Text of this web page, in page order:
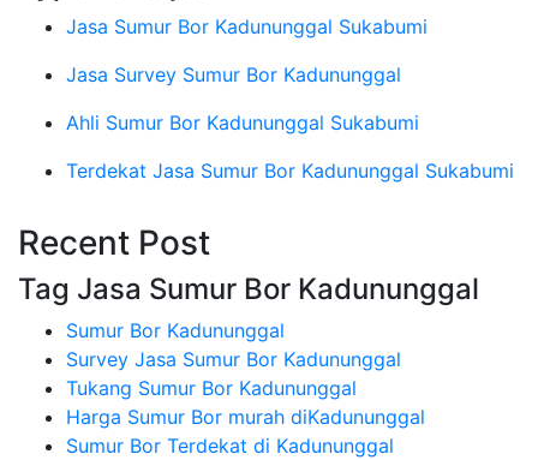
Jasa Sumur Bor Kadununggal Sukabumi
Jasa Survey Sumur Bor Kadununggal
Ahli Sumur Bor Kadununggal Sukabumi
Terdekat Jasa Sumur Bor Kadununggal Sukabumi
Recent Post
Tag Jasa Sumur Bor Kadununggal
Sumur Bor Kadununggal
Survey Jasa Sumur Bor Kadununggal
Tukang Sumur Bor Kadununggal
Harga Sumur Bor murah diKadununggal
Sumur Bor Terdekat di Kadununggal